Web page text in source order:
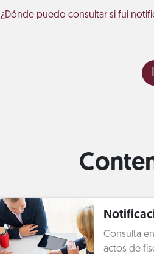
¿Dónde puedo consultar si fui
Consulta
actos de